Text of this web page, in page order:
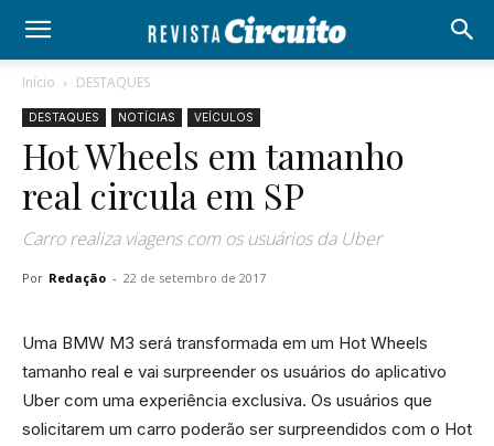
Início DESTAQUES
DESTAQUES NOTÍCIAS VEÍCULOS
Hot Wheels em tamanho
real circula em SP
Carro realiza viagens com os usuários da Uber
Por Redação - 22 de setembro de 2017
Uma BMW M3 será transformada em um Hot Wheels
tamanho real e vai surpreender os usuários do aplicativo
Uber com uma experiência exclusiva. Os usuários que
solicitarem um carro poderão ser surpreendidos com o Hot